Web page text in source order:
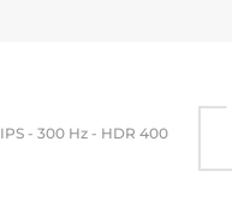
- 300 Hz - HDR 400